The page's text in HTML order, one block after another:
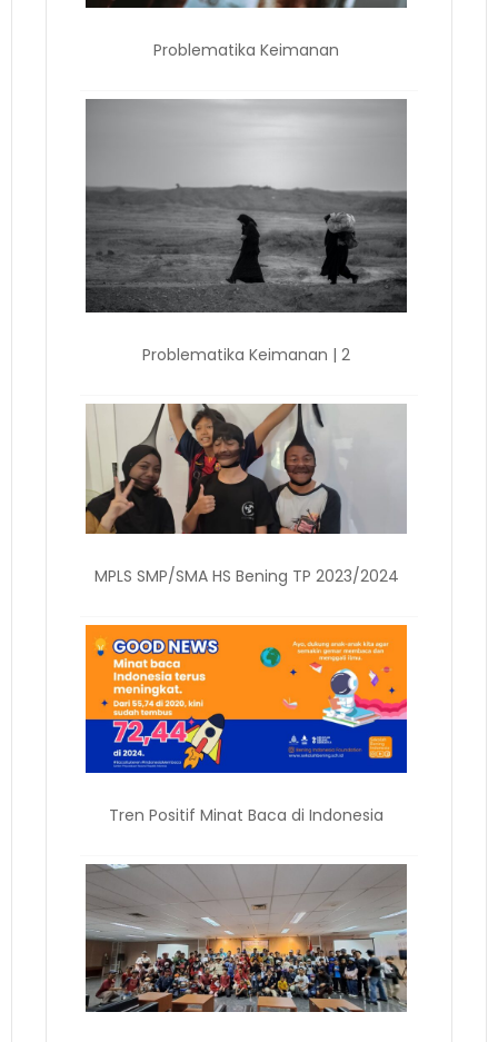
Problematika Keimanan
Problematika Keimanan | 2
MPLS SMP/SMA HS Bening TP 2023/2024
Tren Positif Minat Baca di Indonesia